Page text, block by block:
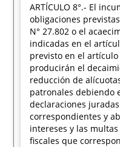
ARTÍCULO 8°.- El
obligaciones
N° 27.802 o el
indicadas en el
previsto en el
producirán el
reducción de
patronales debiendo
declaraciones
correspondientes y
intereses y las
fiscales que